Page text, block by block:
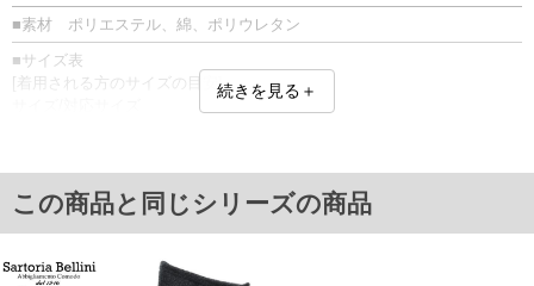
■素材 ポリエステル、綿、ポリウレタン
■サイズ表
[着用される方のサイズの目安]
単位はcm
※【返品交換について】
ご了承くださいませ。
続きを見る＋
この商品と同じシリーズの商品